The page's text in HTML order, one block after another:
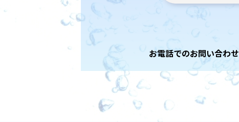
お電話でのお問い合わせ